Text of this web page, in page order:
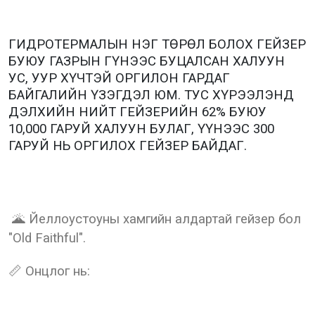
ГИДРОТЕРМАЛЫН НЭГ ТӨРӨЛ БОЛОХ ГЕЙЗЕР
БУЮУ ГАЗРЫН ГҮНЭЭС БУЦАЛСАН ХАЛУУН
УС, УУР ХҮЧТЭЙ ОРГИЛОН ГАРДАГ
БАЙГАЛИЙН ҮЗЭГДЭЛ ЮМ. ТУС ХҮРЭЭЛЭНД
ДЭЛХИЙН НИЙТ ГЕЙЗЕРИЙН 62% БУЮУ
10,000 ГАРУЙ ХАЛУУН БУЛАГ, ҮҮНЭЭС 300
ГАРУЙ НЬ ОРГИЛОХ ГЕЙЗЕР БАЙДАГ.
🌋 Йеллоустоуны хамгийн алдартай гейзер бол
"Old Faithful".
📏 Онцлог нь: